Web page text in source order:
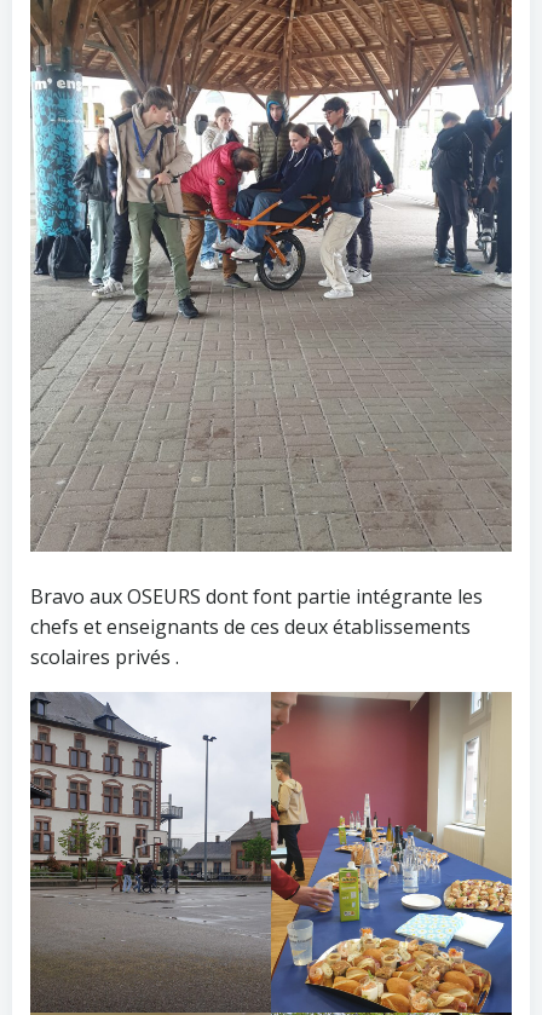
Bravo aux OSEURS dont font partie intégrante les
chefs et enseignants de ces deux établissements
scolaires privés .